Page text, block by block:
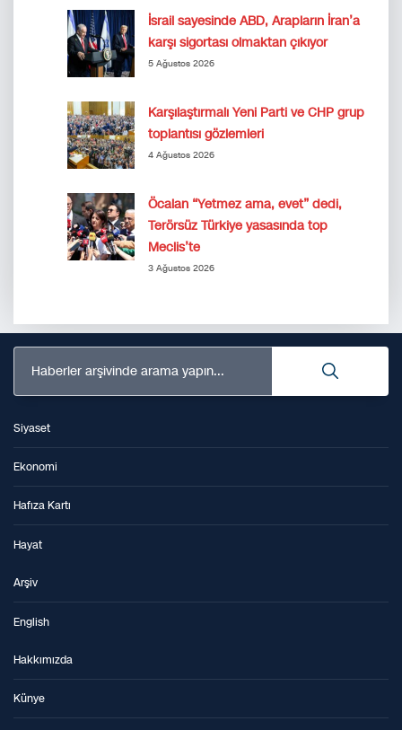
İsrail sayesinde ABD, Arapların İran’a
karşı sigortası olmaktan çıkıyor
5 Ağustos 2026
Karşılaştırmalı Yeni Parti ve CHP grup
toplantısı gözlemleri
4 Ağustos 2026
Öcalan “Yetmez ama, evet” dedi,
Terörsüz Türkiye yasasında top
Meclis’te
3 Ağustos 2026
Haberler arşivinde arama yapın...
Siyaset
Ekonomi
Hafıza Kartı
Hayat
Arşiv
English
Hakkımızda
Künye